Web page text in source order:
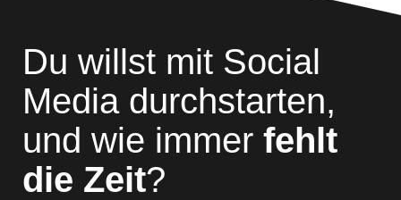
Du willst mit Social
Media durchstarten,
und wie immer fehlt
die Zeit?